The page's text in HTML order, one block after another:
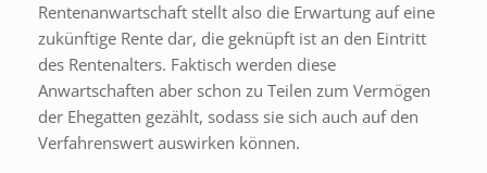
Rentenanwartschaft stellt also die Erwartung auf eine
zukünftige Rente dar, die geknüpft ist an den Eintritt
des Rentenalters. Faktisch werden diese
Anwartschaften aber schon zu Teilen zum Vermögen
der Ehegatten gezählt, sodass sie sich auch auf den
Verfahrenswert auswirken können.